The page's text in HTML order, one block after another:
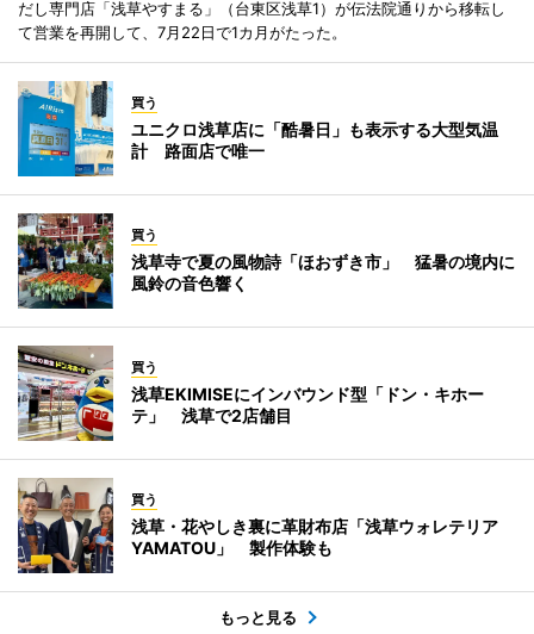
だし専門店「浅草やすまる」（台東区浅草1）が伝法院通りから移転し
て営業を再開して、7月22日で1カ月がたった。
買う
ユニクロ浅草店に「酷暑日」も表示する大型気温
計 路面店で唯一
買う
浅草寺で夏の風物詩「ほおずき市」 猛暑の境内に
風鈴の音色響く
買う
浅草EKIMISEにインバウンド型「ドン・キホー
テ」 浅草で2店舗目
買う
浅草・花やしき裏に革財布店「浅草ウォレテリア
YAMATOU」 製作体験も
もっと見る